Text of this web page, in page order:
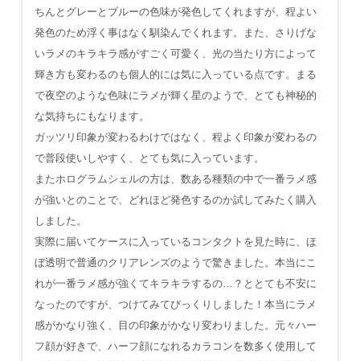
ちんとグレーとブルーの色味が発色してくれますが、程よい
発色のため浮く事はなく馴染んでくれます。また、さりげな
いラメのキラキラ感がすごく可愛く、光の当たり方によって
輝き方も変わるのも個人的には気に入っている点です。まる
で夜空のような色味にラメが輝く星のようで、とても神秘的
な気持ちにもなります。
ガッツリ印象が変わるわけではなく、程よく印象が変わるの
で普段使いしやすく、とても気に入っています。
またホログラムシェルの方は、数ある種類の中で一番ラメ感
が強いとのことで、どれほど発色するのか試してみたく購入
しました。
実際に届いてケースに入っているコンタクトを見た時に、ほ
ぼ透明で普通のクリアレンズのようで驚きました。本当にこ
れが一番ラメ感が強くてキラキラするの…？ととても不安に
なったのですが、つけてみてびっくりしました！本当にラメ
感がかなり強く、目の印象がかなり変わりました。元々ハー
フ顔が好きで、ハーフ顔になれるカラコンを数多く使用して